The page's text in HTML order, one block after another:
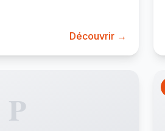
Découvrir →
P